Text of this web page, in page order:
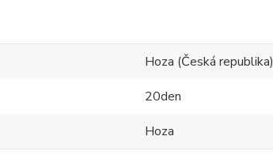
Hoza (Česká republika)
20den
Hoza